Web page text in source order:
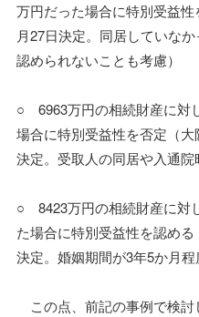
万円だった場合に特別受益
月27日決定。同居していな
認められないことも考慮）
○ 6963万円の相続財産に対
場合に特別受益性を否定（
決定。受取人の同居や入通院
○ 8423万円の相続財産に対
た場合に特別受益性を認め
決定。婚姻期間が3年5か月程
この点、前記の事例で検討